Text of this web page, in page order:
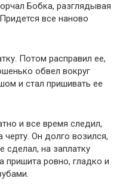
Бобка, разглядывая
все наново
Потом расправил ее,
обвел вокруг
и стал пришивать ее
и все время следил,
Он долго возился,
сделал, на заплатку
пришита ровно, гладко и